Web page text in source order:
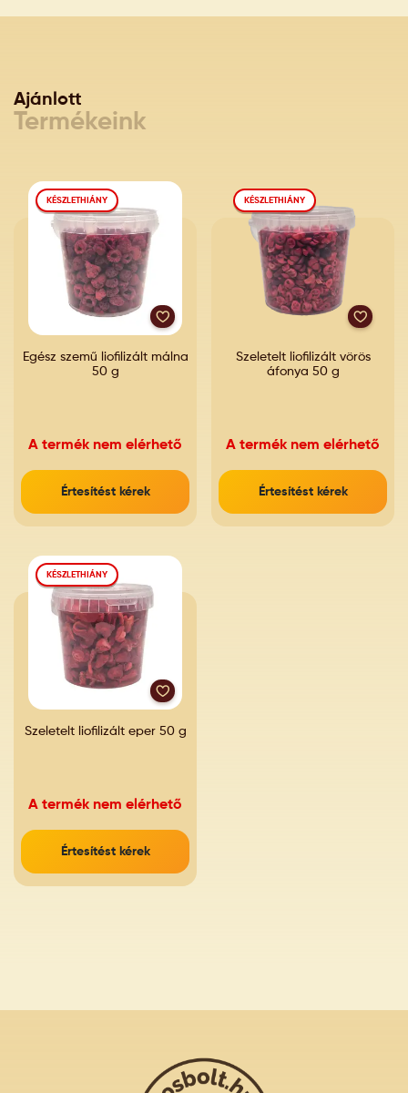
Ajánlott
Termékeink
KÉSZLETHIÁNY
Egész szemű liofilizált málna
50 g
A termék nem elérhető
Értesítést kérek
KÉSZLETHIÁNY
Szeletelt liofilizált vörös
áfonya 50 g
A termék nem elérhető
Értesítést kérek
KÉSZLETHIÁNY
Szeletelt liofilizált eper 50 g
A termék nem elérhető
Értesítést kérek